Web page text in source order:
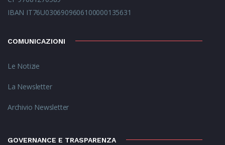
IBAN IT76U0306909606100000135631
COMUNICAZIONI
Le Notizie
La Newsletter
Archivio Newsletter
GOVERNANCE E TRASPARENZA